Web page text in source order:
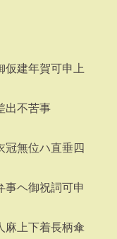
仮建年賀可申上
出不苦事
冠無位ハ直垂四
事ヘ御祝詞可申
麻上下着長柄傘